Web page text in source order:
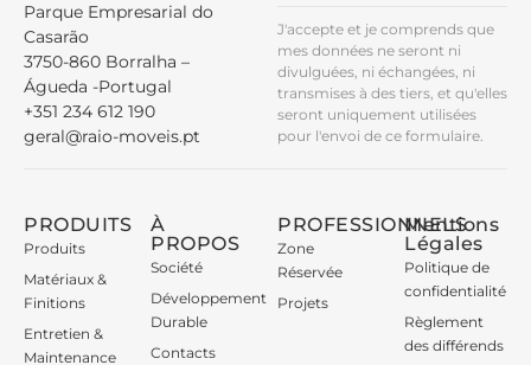
Parque Empresarial do
Casarão
3750-860 Borralha –
Águeda -Portugal
+351 234 612 190
geral@raio-moveis.pt
J'accepte et je comprends que
mes données ne seront ni
divulguées, ni échangées, ni
transmises à des tiers, et qu'elles
seront uniquement utilisées
pour l'envoi de ce formulaire.
PRODUITS
Produits
Matériaux &
Finitions
Entretien &
Maintenance
À
PROPOS
Société
Développement
Durable
Contacts
PROFESSIONNELS
Zone
Réservée
Projets
Mentions
Légales
Politique de
confidentialité
Règlement
des différends